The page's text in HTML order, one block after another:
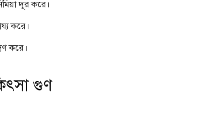
দূর করে।
করে।
করে।
গুণ